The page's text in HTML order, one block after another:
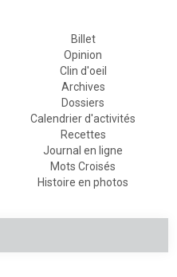
Billet
Opinion
Clin d'oeil
Archives
Dossiers
Calendrier d'activités
Recettes
Journal en ligne
Mots Croisés
Histoire en photos